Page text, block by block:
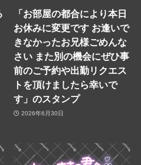
「お部屋の都合により本日
お休みに変更です お逢いで
きなかったお兄様ごめんな
さい また別の機会にぜひ事
前のご予約や出勤リクエス
トを頂けましたら幸いで
す」のスタンプ
2026年6月30日